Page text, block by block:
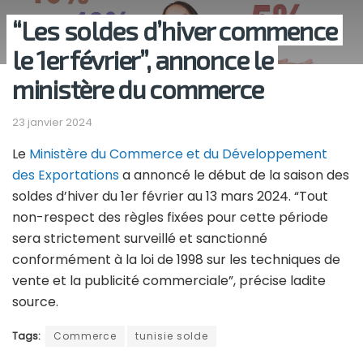
“Les soldes d’hiver commence
le 1er février”, annonce le
ministère du commerce
23 janvier 2024
Le Ministère du Commerce et du Développement
des Exportationsa annoncé le début de la saison des
soldes d’hiver du 1er février au 13 mars 2024. “Tout
non-respect des règles fixées pour cette période
sera strictement surveillé et sanctionné
conformément à la loi de 1998 sur les techniques de
vente et la publicité commerciale”, précise ladite
source.
Tags: Commerce tunisie solde